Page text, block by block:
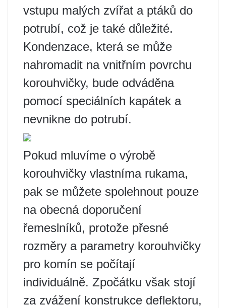
vstupu malých zvířat a ptáků do
potrubí, což je také důležité.
Kondenzace, která se může
nahromadit na vnitřním povrchu
korouhvičky, bude odváděna
pomocí speciálních kapátek a
nevnikne do potrubí.
Pokud mluvíme o výrobě
korouhvičky vlastníma rukama,
pak se můžete spolehnout pouze
na obecná doporučení
řemeslníků, protože přesné
rozměry a parametry korouhvičky
pro komín se počítají
individuálně. Zpočátku však stojí
za zvážení konstrukce deflektoru,